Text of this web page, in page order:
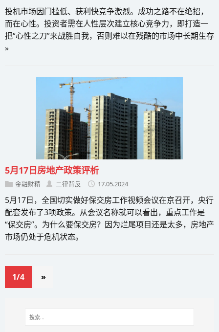
投机市场因门槛低、获利快竞争激烈。成功之路不在绝招，
而在心性。投资者需在人性层次建立核心竞争力，即打造一
把“心性之刀”来战胜自我，否则难以在残酷的市场中长期生存
»
5月17日房地产政策评析
金融财精 二律背反 17.05.2024
5月17日，全国切实做好保交房工作视频会议在京召开，央行
配套发布了3项政策。从会议名称就可以看出，重点工作是
“保交房”。为什么要保交房？因为烂尾项目还是太多，房地产
市场仍处于危机状态。
1/4 »